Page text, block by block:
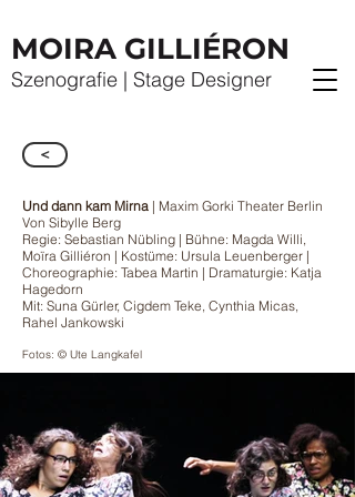
MOIRA GILLIÉRON
Szenografie | Stage Designer
<
Und dann kam Mirna | Maxim Gorki Theater Berlin
Von Sibylle Berg
Regie: Sebastian Nübling | Bühne: Magda Willi,
Moïra Gilliéron | Kostüme: Ursula Leuenberger |
Choreographie: Tabea Martin | Dramaturgie: Katja
Hagedorn
Mit: Suna Gürler, Cigdem Teke, Cynthia Micas,
Rahel Jankowski
Fotos: © Ute Langkafel